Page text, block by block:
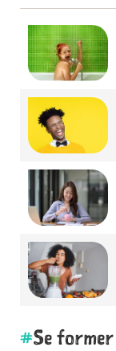
Se former